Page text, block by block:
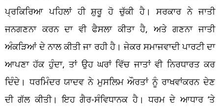
ਪ੍ਰਕਿਰਿਆ ਪਹਿਲਾਂ ਹੀ ਸ਼ੁਰੂ ਹੋ ਚੁੱਕੀ ਹੈ। ਸਰਕਾਰ ਨੇ ਜਾਤੀ
ਜਨਗਣਨਾ ਕਰਨ ਦਾ ਵੀ ਫੈਸਲਾ ਕੀਤਾ ਹੈ, ਅਤੇ ਗਣਨਾ ਜਾਤੀ
ਅੰਕੜਿਆਂ ਦੇ ਨਾਲ ਕੀਤੀ ਜਾ ਰਹੀ ਹੈ। ਜੇਕਰ ਸਮਾਜਵਾਦੀ ਪਾਰਟੀ ਦਾ
ਆਪਣਾ ਹੱਕ ਹੁੰਦਾ, ਤਾਂ ਉਹ ਘਰਾਂ ਵਿੱਚ ਜਾਤਾਂ ਵੀ ਨਿਰਧਾਰਤ ਕਰ
ਦਿੰਦੇ। ਧਰਮਿੰਦਰ ਯਾਦਵ ਨੇ ਮੁਸਲਿਮ ਔਰਤਾਂ ਨੂੰ ਰਾਖਵਾਂਕਰਨ ਦੇਣ
ਦੀ ਗੱਲ ਕੀਤੀ। ਇਹ ਗੈਰ-ਸੰਵਿਧਾਨਕ ਹੈ। ਧਰਮ ਦੇ ਆਧਾਰ ‘ਤੇ